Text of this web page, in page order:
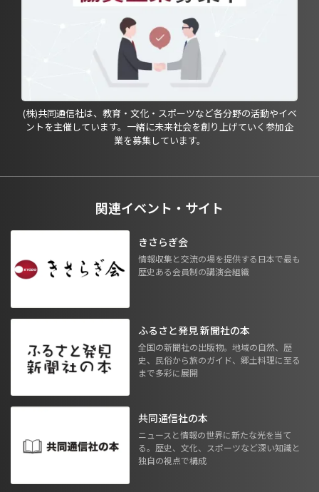
(株)共同通信社は、教育・文化・スポーツなど各分野の活動やイベ
ントを主催しています。一緒に未来社会を創り上げていく参加企
業を募集しています。
関連イベント・サイト
きさらぎ会
情報収集と交流の場を提供する日本で最も
歴史ある会員制の講演会組織
ふるさと発見 新聞社の本
全国の新聞社の出版物。地域の自然、歴
史、民俗から旅のガイド、郷土料理に至る
まで多彩に展開
共同通信社の本
ニュースと情報の世界に新たな光を当て
る。歴史、文化、スポーツなど深い知識と
独自の視点で構成